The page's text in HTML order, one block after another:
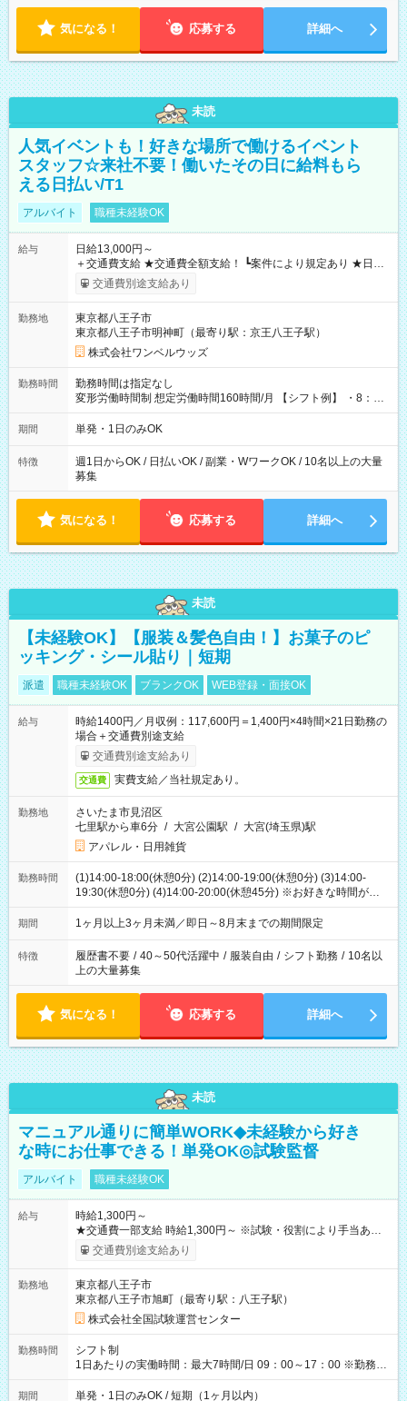
気になる！ 応募する 詳細へ
未読
人気イベントも！好きな場所で働けるイベント
スタッフ☆来社不要！働いたその日に給料もら
える日払い/T1
アルバイト 職種未経験OK
給与
日給13,000円～
＋交通費支給 ★交通費全額支給！ ┗案件により規定あり ★日払
いOK！（規定あり） ┗働いたその日に現金GET♪ お仕事後はコ
ンビニATMから 日払い分を引き落とせます！ 【試用期間】試
交通費別途支給あり
勤務地
東京都八王子市
東京都八王子市明神町（最寄り駅：京王八王子駅）
株式会社ワンベルウッズ
勤務時間
勤務時間は指定なし
変形労働時間制 想定労働時間160時間/月 【シフト例】 ・8：00
～21：00
期間 単発・1日のみOK
特徴
週1日からOK / 日払いOK / 副業・WワークOK / 10名以上の大量
募集
気になる！ 応募する 詳細へ
未読
【未経験OK】【服装＆髪色自由！】お菓子のピ
ッキング・シール貼り｜短期
派遣 職種未経験OK ブランクOK WEB登録・面接OK
給与
時給1400円／月収例：117,600円＝1,400円×4時間×21日勤務の
場合＋交通費別途支給
交通費別途支給あり
交通費 実費支給／当社規定あり。
勤務地
さいたま市見沼区
七里駅から車6分 / 大宮公園駅 / 大宮(埼玉県)駅
アパレル・日用雑貨
勤務時間
(1)14:00-18:00(休憩0分) (2)14:00-19:00(休憩0分) (3)14:00-
19:30(休憩0分) (4)14:00-20:00(休憩45分) ※お好きな時間が選べ
ます
期間 1ヶ月以上3ヶ月未満／即日～8月末までの期間限定
特徴 履歴書不要 / 40～50代活躍中 / 服装自由 / シフト勤務 / 10名以
上の大量募集
気になる！ 応募する 詳細へ
未読
マニュアル通りに簡単WORK◆未経験から好き
な時にお仕事できる！単発OK◎試験監督
アルバイト 職種未経験OK
給与
時給1,300円～
★交通費一部支給 時給1,300円～ ※試験・役割により手当あり
※勤務回数により昇給あり 【即給（前払い）オプションあ
り！】 希望される場合、勤務から1週間ほどで給与の一部を受け
例】 ・河合塾模擬試験 8:30～17:30（休憩1時間） 時給1,300円
×8時間＝日収10,400円＋交通費 ※当日の役割により時給＋100
円の場合あり ・国家試験 7:00～13:30（休憩なし） 時給1,300
円（役割手当＋100円）×6時間＝日収8,400円＋交通費 【試用期
間】試用期間なし
交通費別途支給あり
勤務地
東京都八王子市
東京都八王子市旭町（最寄り駅：八王子駅）
株式会社全国試験運営センター
勤務時間
シフト制
1日あたりの実働時間：最大7時間/日 09：00～17：00 ※勤務時
間は 試験により異なります。
期間 単発・1日のみOK / 短期（1ヶ月以内）